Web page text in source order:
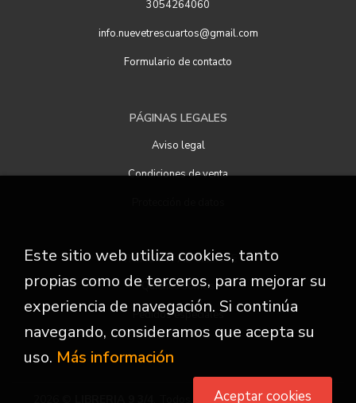
3054264060
info.nuevetrescuartos@gmail.com
Formulario de contacto
PÁGINAS LEGALES
Aviso legal
Condiciones de venta
ATENCIÓN AL CLIENTE
Quiénes somos
Pedidos especiales
. Todos los Derechos Reservados
Este sitio web utiliza cookies, tanto
propias como de terceros, para mejorar su
experiencia de navegación. Si continúa
navegando, consideramos que acepta su
uso. Más información
Aceptar cookies